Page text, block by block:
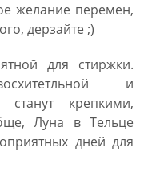
желание перемен,
дерзайте ;)
для стиржки.
и
крепкими,
Луна в Тельце
дней для